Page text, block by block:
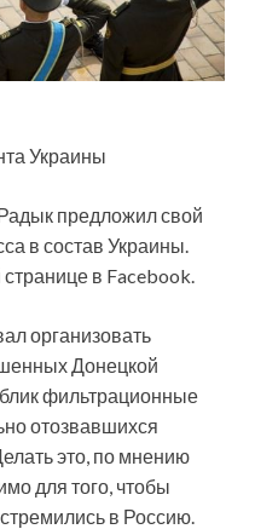
Украины
предложил свой
в состав Украины.
в Facebook.
организовать
Донецкой
фильтрационные
отозвавшихся
это, по мнению
для того, чтобы
в Россию.